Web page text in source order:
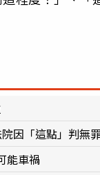
因「這點」判無
能車禍